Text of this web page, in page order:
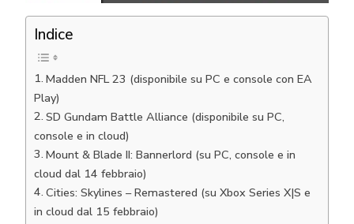
Indice
Madden NFL 23 (disponibile su PC e console con EA
Play)
SD Gundam Battle Alliance (disponibile su PC,
console e in cloud)
Mount & Blade II: Bannerlord (su PC, console e in
cloud dal 14 febbraio)
Cities: Skylines – Remastered (su Xbox Series X|S e
in cloud dal 15 febbraio)